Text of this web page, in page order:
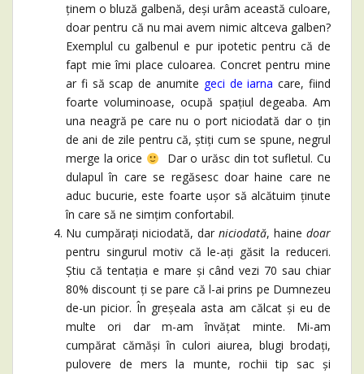
ținem o bluză galbenă, deși urâm această culoare,
doar pentru că nu mai avem nimic altceva galben?
Exemplul cu galbenul e pur ipotetic pentru că de
fapt mie îmi place culoarea. Concret pentru mine
ar fi să scap de anumite geci de iarna care, fiind
foarte voluminoase, ocupă spațiul degeaba. Am
una neagră pe care nu o port niciodată dar o țin
de ani de zile pentru că, știți cum se spune, negrul
merge la orice
Dar o urăsc din tot sufletul. Cu
dulapul în care se regăsesc doar haine care ne
aduc bucurie, este foarte ușor să alcătuim ținute
în care să ne simțim confortabil.
Nu cumpărați niciodată, dar niciodată, haine doar
pentru singurul motiv că le-ați găsit la reduceri.
Știu că tentația e mare și când vezi 70 sau chiar
80% discount ți se pare că l-ai prins pe Dumnezeu
de-un picior. În greșeala asta am călcat și eu de
multe ori dar m-am învățat minte. Mi-am
cumpărat cămăși în culori aiurea, blugi brodați,
pulovere de mers la munte, rochii tip sac și